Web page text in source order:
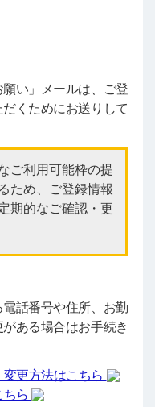
願い」メールは、ご登
くためにお送りして
ご利用可能枠の提
ため、ご登録情報
期的なご確認・更
話番号や住所、お勤
ある場合はお手続き
更方法はこちら
ちら